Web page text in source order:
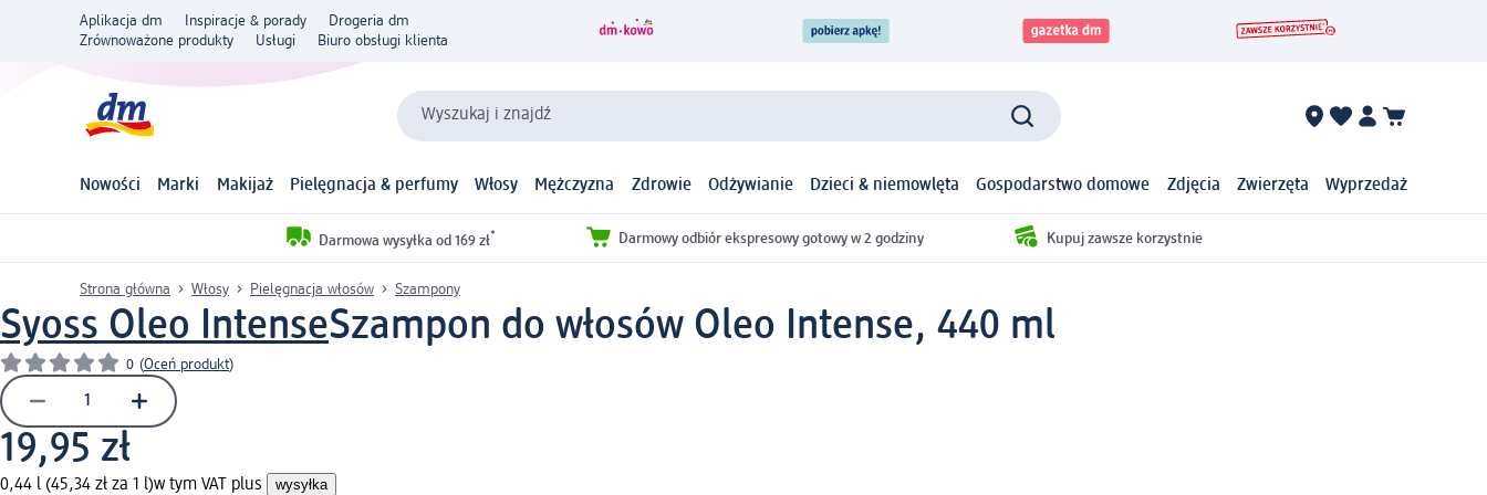
Aplikacja dm Inspiracje & porady
Drogeria dm
Zrównoważone produkty
Usługi Biuro obsługi klienta
Wyszukaj i znajdź
Nowości Marki Makijaż Pielęgnacja & perfumy Włosy Mężczyzna Zdrowie Odżywianie Dzieci & niemowlęta Gospodarstwo domowe Zdjęcia Zwierzęta Wyprzedaż
Darmowa wysyłka od 169 zł* Darmowy odbiór ekspresowy gotowy w 2 godziny Kupuj zawsze korzystnie
Strona główna Włosy Pielęgnacja włosów Szampony
Syoss Oleo IntenseSzampon do włosów Oleo Intense, 440 ml
0 (Oceń produkt)
19,95 zł
0,44 l (45,34 zł za 1 l)w tym VAT plus wysyłka